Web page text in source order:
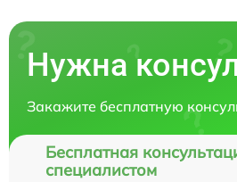
Нужна
Закажите бесплатную
Бесплатная
специалистом